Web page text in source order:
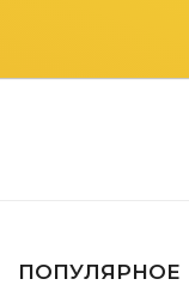
ПОПУЛЯРНОЕ